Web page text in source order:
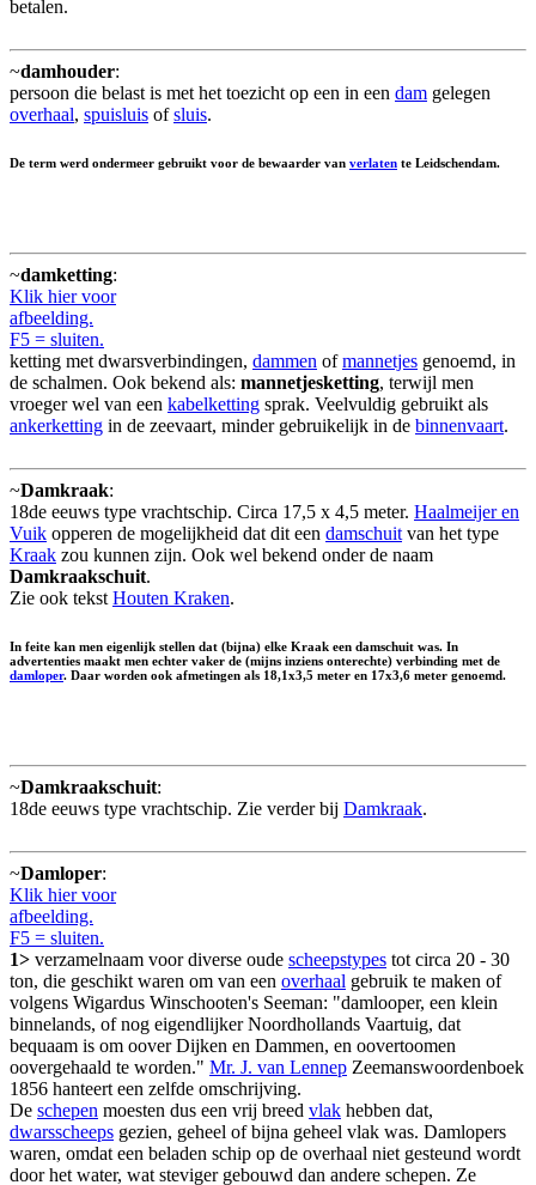
betalen.
~damhouder:
persoon die belast is met het toezicht op een in een dam gelegen
overhaal, spuisluis ofsluis.
De term werd ondermeer gebruikt voor de bewaarder van verlaten te Leidschendam.
~damketting:
Klik hier voor
afbeelding.
F5 = sluiten.
ketting met dwarsverbindingen, dammen ofmannetjes genoemd, in
de schalmen. Ook bekend als: mannetjesketting, terwijl men
vroeger wel van een kabelketting sprak. Veelvuldig gebruikt als
ankerketting in de zeevaart, minder gebruikelijk in de binnenvaart.
~Damkraak:
18de eeuws type vrachtschip. Circa 17,5 x 4,5 meter. Haalmeijer en
Vuik opperen de mogelijkheid dat dit een damschuit van het type
Kraak zou kunnen zijn. Ook wel bekend onder de naam
Damkraakschuit.
Zie ook tekst Houten Kraken.
In feite kan men eigenlijk stellen dat (bijna) elke Kraak een damschuit was. In
advertenties maakt men echter vaker de (mijns inziens onterechte) verbinding met de
damloper. Daar worden ook afmetingen als 18,1x3,5 meter en 17x3,6 meter genoemd.
~Damkraakschuit:
18de eeuws type vrachtschip. Zie verder bij Damkraak.
~Damloper:
Klik hier voor
afbeelding.
F5 = sluiten.
1> verzamelnaam voor diverse oude scheepstypes tot circa 20 - 30
ton, die geschikt waren om van een overhaal gebruik te maken of
volgens Wigardus Winschooten's Seeman: "damlooper, een klein
binnelands, of nog eigendlijker Noordhollands Vaartuig, dat
bequaam is om oover Dijken en Dammen, en oovertoomen
oovergehaald te worden." Mr. J. van Lennep Zeemanswoordenboek
1856 hanteert een zelfde omschrijving.
De schepen moesten dus een vrij breed vlak hebben dat,
dwarsscheeps gezien, geheel of bijna geheel vlak was. Damlopers
waren, omdat een beladen schip op de overhaal niet gesteund wordt
door het water, wat steviger gebouwd dan andere schepen. Ze